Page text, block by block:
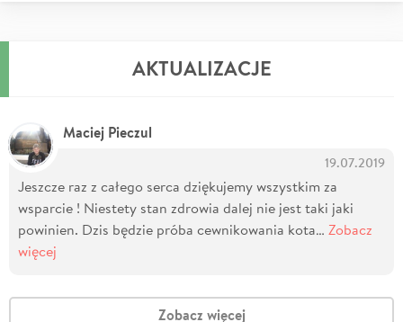
AKTUALIZACJE
Maciej Pieczul
19.07.2019
Jeszcze raz z całego serca dziękujemy wszystkim za
wsparcie ! Niestety stan zdrowia dalej nie jest taki jaki
powinien. Dzis będzie próba cewnikowania kota… Zobacz
więcej
Zobacz więcej